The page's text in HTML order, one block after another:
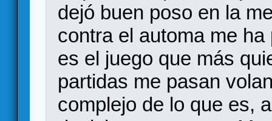
dejó buen poso en la
contra el automa me
es el juego que más
partidas me pasan
complejo de lo que es,